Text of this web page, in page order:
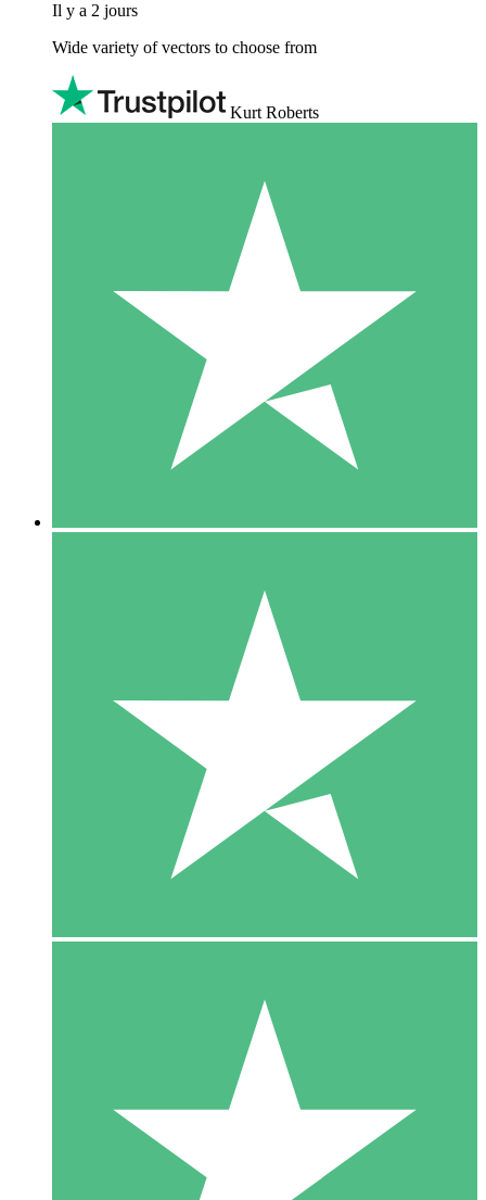
Il y a 2 jours
Wide variety of vectors to choose from
Kurt Roberts